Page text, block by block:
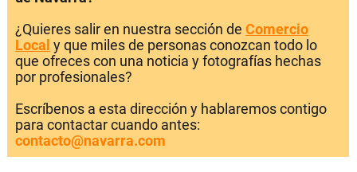
¿Quieres salir en nuestra sección de Comercio
Local y que miles de personas conozcan todo lo
que ofreces con una noticia y fotografías hechas
por profesionales?
Escríbenos a esta dirección y hablaremos contigo
para contactar cuando antes:
contacto@navarra.com